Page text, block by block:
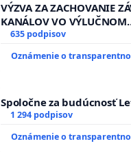
VÝZVA ZA ZACHOVANIE
KANÁLOV VO VÝLUČNOM
VLASTNÍCTVE A POD
SLOVENSKEJ REPUBLIKY
riešenie zanedbaného
635 podpisov
Oznámenie o
Spoločne za budúcnosť
1 294 podpisov
Oznámenie o